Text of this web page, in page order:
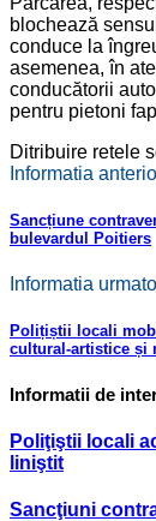
blochează
conduce la
asemenea, în
conducătorii
pentru pietoni
Ditribuire retele
Informatia
Sancțiune
bulevardul Poitiers
Informatia
Polițiștii locali
cultural-artistice și
Informatii de
Poliţiştii locali
liniştit
Sancţiuni